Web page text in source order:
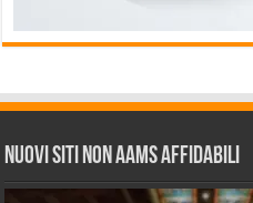
Nuovi siti non AAMS affidabili